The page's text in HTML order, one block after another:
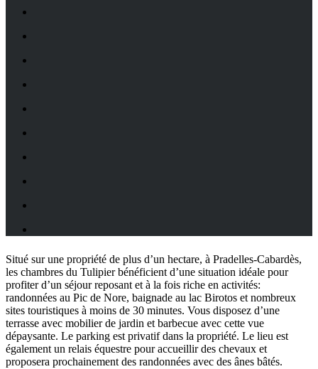
Situé sur une propriété de plus d’un hectare, à Pradelles-Cabardès,
les chambres du Tulipier bénéficient d’une situation idéale pour
profiter d’un séjour reposant et à la fois riche en activités:
randonnées au Pic de Nore, baignade au lac Birotos et nombreux
sites touristiques à moins de 30 minutes. Vous disposez d’une
terrasse avec mobilier de jardin et barbecue avec cette vue
dépaysante. Le parking est privatif dans la propriété. Le lieu est
également un relais équestre pour accueillir des chevaux et
proposera prochainement des randonnées avec des ânes bâtés.